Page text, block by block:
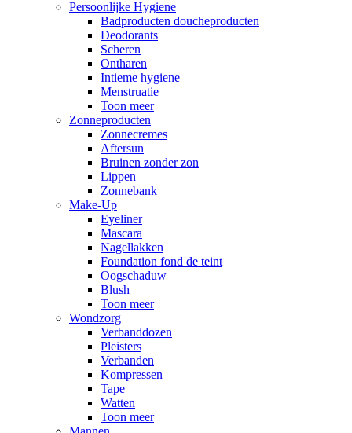
Persoonlijke Hygiene
Badproducten doucheproducten
Deodorants
Scheren
Ontharen
Intieme hygiene
Menstruatie
Toon meer
Zonneproducten
Zonnecremes
Aftersun
Bruinen zonder zon
Lippen
Zonnebank
Make-Up
Eyeliner
Mascara
Nagellakken
Foundation fond de teint
Oogschaduw
Blush
Toon meer
Wondzorg
Verbanddozen
Pleisters
Verbanden
Kompressen
Tape
Watten
Toon meer